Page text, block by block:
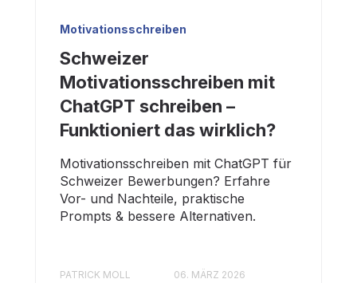
Motivationsschreiben
Schweizer
Motivationsschreiben mit
ChatGPT schreiben –
Funktioniert das wirklich?
Motivationsschreiben mit ChatGPT für
Schweizer Bewerbungen? Erfahre
Vor- und Nachteile, praktische
Prompts & bessere Alternativen.
PATRICK MOLL 06. MÄRZ 2026